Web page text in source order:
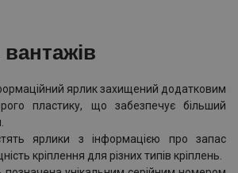
ярлик захищений додатковим
пластику, що забезпечує більший
ярлики з інформацією про запас
кріплення для різних типів кріплень.